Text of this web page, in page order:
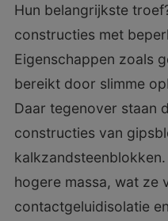
Hun belangrijkste
constructies met
Eigenschappen zoals
bereikt door slimme
Daar tegenover staan
constructies van
hogere massa, wat ze
contactgeluidisolatie